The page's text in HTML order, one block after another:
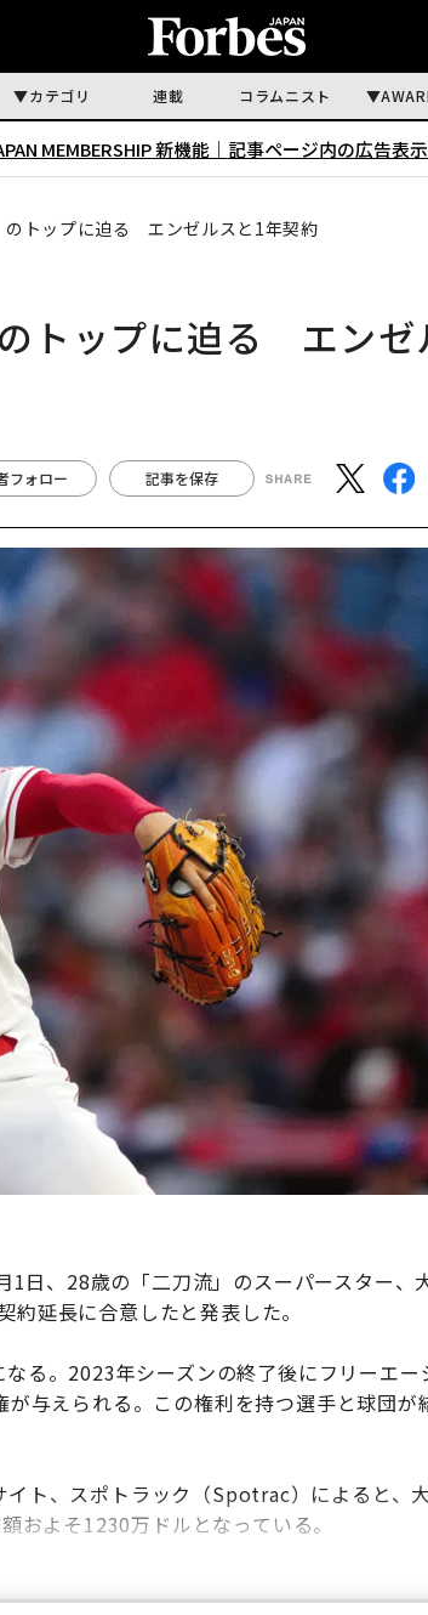
カテゴリ 連載 コラムニスト
MEMBERSHIP 新機能｜ 記事ページ内の広告表
のトップに迫る エンゼルスと1年契約
トップに迫る エンゼ
フォロー 記事を保存
日、28歳の「二刀流」のスーパースター、
延長に合意したと発表した。
る。2023年シーズンの終了後にフリーエー
与えられる。この権利を持つ選手と球団が
ト、スポトラック（Spotrac）によると、
およそ1230万ドルとなっている。